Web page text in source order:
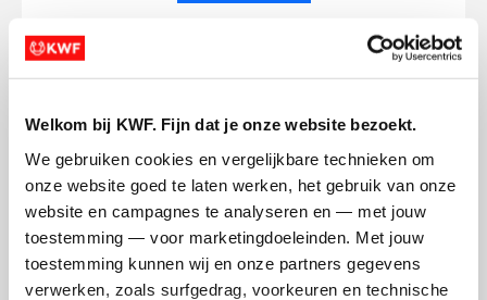
Welkom bij KWF. Fijn dat je onze website bezoekt.
We gebruiken cookies en vergelijkbare technieken om
onze website goed te laten werken, het gebruik van onze
website en campagnes te analyseren en — met jouw
toestemming — voor marketingdoeleinden. Met jouw
toestemming kunnen wij en onze partners gegevens
verwerken, zoals surfgedrag, voorkeuren en technische
€430 €500
Doneer
Femke's badges